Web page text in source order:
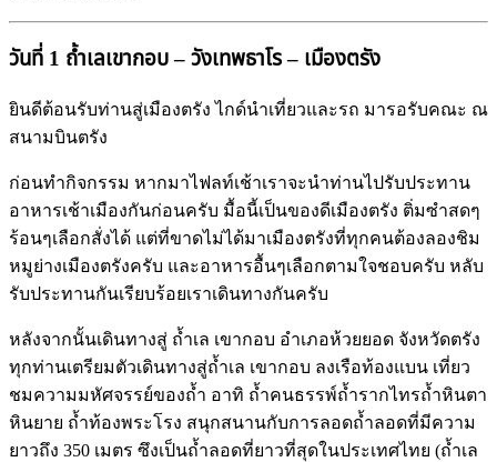
วันที่ 1 ถ้ำเลเขากอบ – วังเทพธาโร – เมืองตรัง
ยินดีต้อนรับท่านสู่เมืองตรัง ไกด์นำเที่ยวและรถ มารอรับคณะ ณ
สนามบินตรัง
ก่อนทำกิจกรรม หากมาไฟลท์เช้าเราจะนำท่านไปรับประทาน
อาหารเช้าเมืองกันก่อนครับ มื้อนี้เป็นของดีเมืองตรัง ติ่มซำสดๆ
ร้อนๆเลือกสั่งได้ แต่ที่ขาดไม่ได้มาเมืองตรังที่ทุกคนต้องลองชิม
หมูย่างเมืองตรังครับ และอาหารอื้นๆเลือกตามใจชอบครับ หลับ
รับประทานกันเรียบร้อยเราเดินทางกันครับ
หลังจากนั้นเดินทางสู่ ถ้ำเล เขากอบ อำเภอห้วยยอด จังหวัดตรัง
ทุกท่านเตรียมตัวเดินทางสู่ถ้ำเล เขากอบ ลงเรือท้องแบน เที่ยว
ชมความมหัศจรรย์ของถ้ำ อาทิ ถ้ำคนธรรพ์ถ้ำรากไทรถ้ำหินตา
หินยาย ถ้ำท้องพระโรง สนุกสนานกับการลอดถ้ำลอดที่มีความ
ยาวถึง 350 เมตร ซึงเป็นถ้ำลอดที่ยาวที่สุดในประเทศไทย (ถ้ำเล